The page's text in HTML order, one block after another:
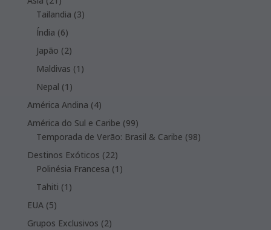
products
Tailandia 33
Índia 66
products
Japão 22
products
Maldivas 1 1
Nepal 1 1
product
América Andina 44
products
América do Sul e Caribe 9999
products
Temporada de Verão: Brasil & Caribe 9898
Destinos Exóticos 2222
products
Polinésia Francesa 1 1
Tahiti 1 1
EUA 55
products
Grupos Exclusivos 22